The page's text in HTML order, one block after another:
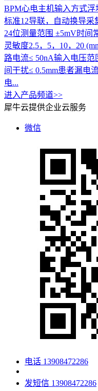
BPM心电主机输入方式
标准12导联，自动换导采
24位测量范围 ±5mV时间
灵敏度2.5，5，10，20
路电流≤ 50nA输入电压
间干扰≤ 0.5mm患者漏电
电...
进入产品频道>>
犀牛云提供企业云服务
微信
电话 13908472286
发短信 13908472286